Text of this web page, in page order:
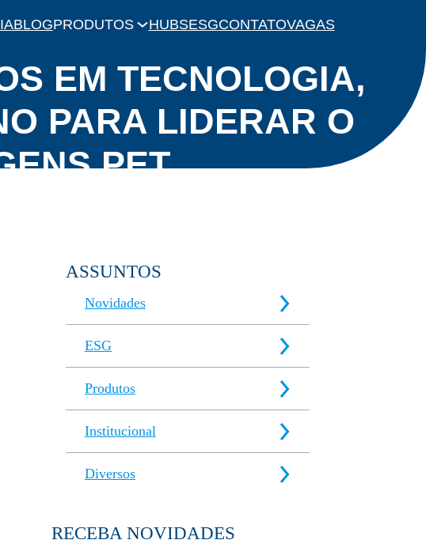
BLOGPRODUTOS HUBSESGCONTATOVAGAS
EM TECNOLOGIA,
PARA LIDERAR O
PET
ASSUNTOS
Novidades
ESG
Produtos
Institucional
Diversos
RECEBA NOVIDADES